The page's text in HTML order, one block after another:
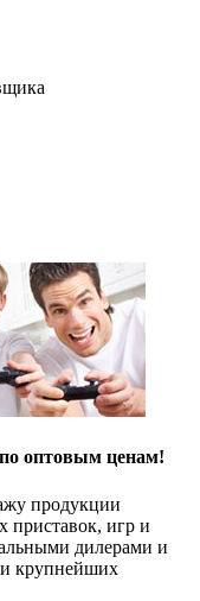
оптовым ценам!
продукции
приставок, игр и
дилерами и
крупнейших